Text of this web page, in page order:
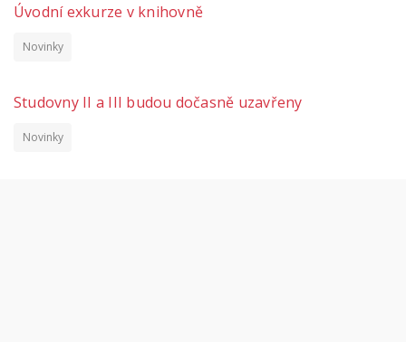
Úvodní exkurze v knihovně
Novinky
Studovny II a III budou dočasně uzavřeny
Novinky